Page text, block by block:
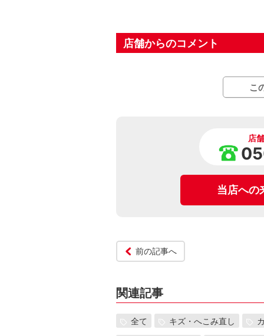
店舗からのコメント
こ
店
当店への
前の記事へ
関連記事
全て キズ・へこみ直し